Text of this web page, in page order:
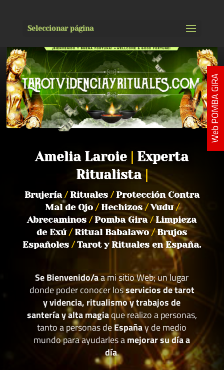
Seleccionar página
Amelia Laroie
Experta
Ritualista
Brujería /Rituales /Protección Contra
Mal de Ojo /Hechizos/Vudu/
Abrecaminos/Pomba Gira/Limpieza
de Exú/Ritual Babalawo/Brujos
Españoles/Tarot y Rituales en España.
Se Bienvenido/aa mi sitio Web; un lugar
donde poder conocer losservicios de tarot
y videncia, ritualismo y trabajos de
santería y alta magiaque realizo a personas,
tanto a personas deEspañay de medio
mundo para ayudarles amejorar su día a
día.
Web POMBA GIRA